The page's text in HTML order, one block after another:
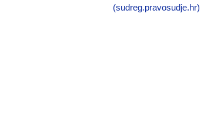
(sudreg.pravosudje.hr)